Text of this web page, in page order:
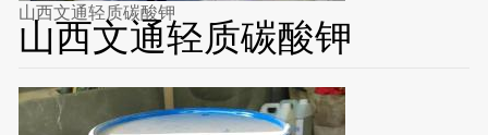
山西文通轻质碳酸钾
山西文通轻质碳酸钾